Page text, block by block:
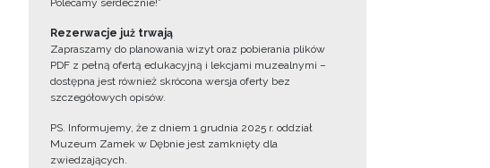
Polecamy serdecznie!”
Rezerwacje już trwają
Zapraszamy do planowania wizyt oraz pobierania plików
PDF z pełną ofertą edukacyjną i lekcjami muzealnymi –
dostępna jest również skrócona wersja oferty bez
szczegółowych opisów.
PS. Informujemy, że z dniem 1 grudnia 2025 r. oddział
Muzeum Zamek w Dębnie jest zamknięty dla
zwiedzających.